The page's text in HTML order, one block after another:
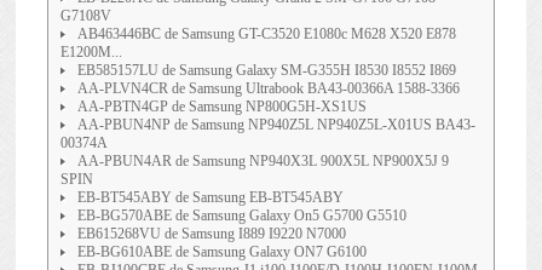
G7108V
AB463446BC de Samsung GT-C3520 E1080c M628 X520 E878
E1200M...
EB585157LU de Samsung Galaxy SM-G355H I8530 I8552 I869
AA-PLVN4CR de Samsung Ultrabook BA43-00366A 1588-3366
AA-PBTN4GP de Samsung NP800G5H-XS1US
AA-PBUN4NP de Samsung NP940Z5L NP940Z5L-X01US BA43-
00374A
AA-PBUN4AR de Samsung NP940X3L 900X5L NP900X5J 9
SPIN
EB-BT545ABY de Samsung EB-BT545ABY
EB-BG570ABE de Samsung Galaxy On5 G5700 G5510
EB615268VU de Samsung I889 I9220 N7000
EB-BG610ABE de Samsung Galaxy ON7 G6100